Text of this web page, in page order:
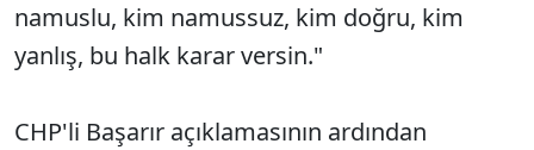
namuslu, kim namussuz, kim doğru, kim
yanlış, bu halk karar versin."
CHP'li Başarır açıklamasının ardından